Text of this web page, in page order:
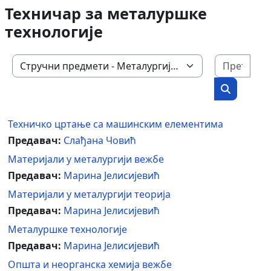
Техничар за металуршке
технологије
Категорије курсева
Техничко цртање са машинским елементима
Предавач: Слађана Човић
Материјали у металургији вежбе
Предавач: Марина Јелисијевић
Материјали у металургији теорија
Предавач: Марина Јелисијевић
Металуршке технологије
Предавач: Марина Јелисијевић
Општа и неорганска хемија вежбе